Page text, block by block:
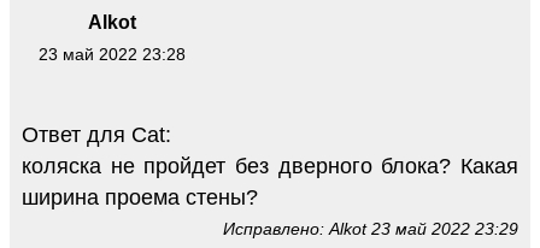
Alkot
23 май 2022 23:28
Ответ для Cat:
коляска не пройдет без дверного блока? Какая
ширина проема стены?
Исправлено: Alkot 23 май 2022 23:29